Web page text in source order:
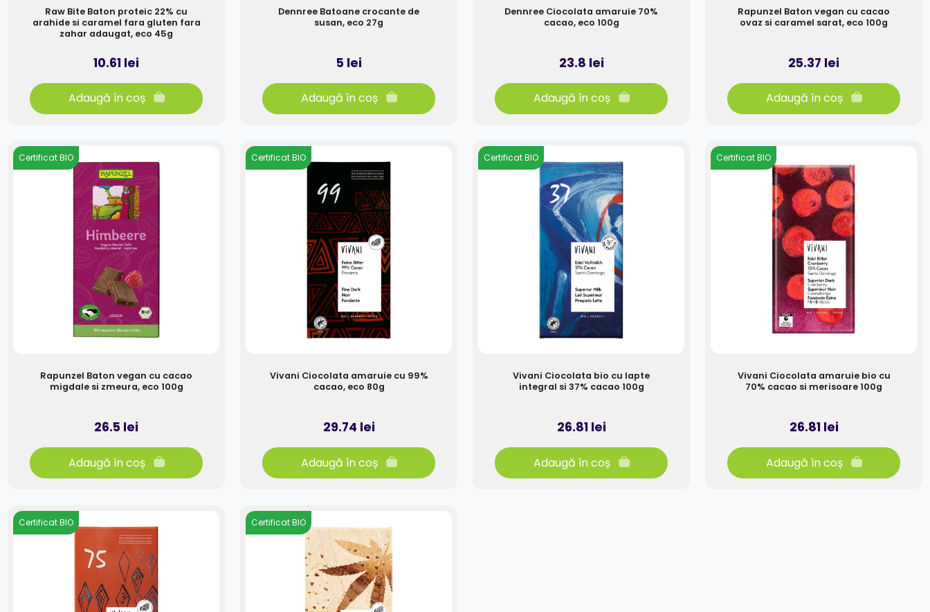
Raw Bite Baton proteic 22% cu
arahide si caramel fara gluten fara
zahar adaugat, eco 45g
10.61 lei
Adaugă în coș
Dennree Batoane crocante de
susan, eco 27g
5 lei
Adaugă în coș
Dennree Ciocolata amaruie 70%
cacao, eco 100g
23.8 lei
Adaugă în coș
Rapunzel Baton vegan cu cacao
ovaz si caramel sarat, eco 100g
25.37 lei
Adaugă în coș
Certificat BIO
Rapunzel Baton vegan cu cacao
migdale si zmeura, eco 100g
26.5 lei
Adaugă în coș
Certificat BIO
Vivani Ciocolata amaruie cu 99%
cacao, eco 80g
29.74 lei
Adaugă în coș
Certificat BIO
Vivani Ciocolata bio cu lapte
integral si 37% cacao 100g
26.81 lei
Adaugă în coș
Certificat BIO
Vivani Ciocolata amaruie bio cu
70% cacao si merisoare 100g
26.81 lei
Adaugă în coș
Certificat BIO Certificat BIO